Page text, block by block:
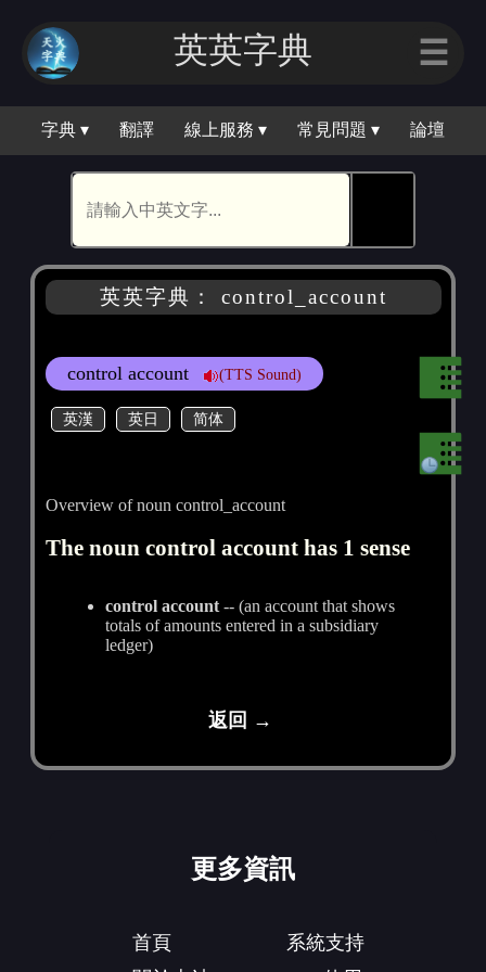
英英字典 ☰
字典 ▾ 翻譯 線上服務 ▾ 常見問題 ▾ 論壇
英英字典： control_account
control account (TTS Sound)
英漢 英日 简体
Overview of noun control_account
The noun control account has 1 sense
control account -- (an account that shows
totals of amounts entered in a subsidiary
ledger)
返回 →
更多資訊
首頁
系統支持